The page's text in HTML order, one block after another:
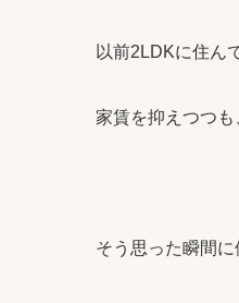
以前2LDKに住ん
家賃を抑えつつも
そう思った瞬間に